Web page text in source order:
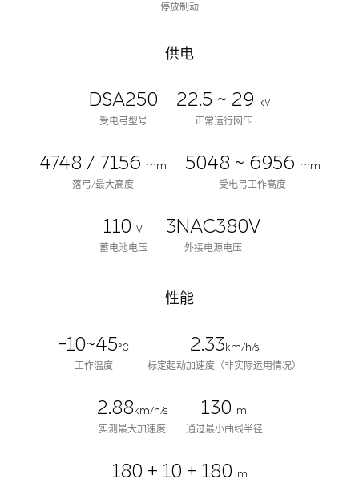
停放制动
供电
DSA250
受电弓型号
22.5 ~ 29
kV
正常运行网压
4748 / 7156 mm
落弓/最大高度
5048 ~ 6956 mm
受电弓工作高度
110 V
蓄电池电压
3NAC380V
外接电源电压
性能
-10~45℃
工作温度
2.33 km/h/s
标定起动加速度（非实际运用情况）
2.88 km/h/s
实测最大加速度
130 m
通过最小曲线半径
180 + 10 + 180 m